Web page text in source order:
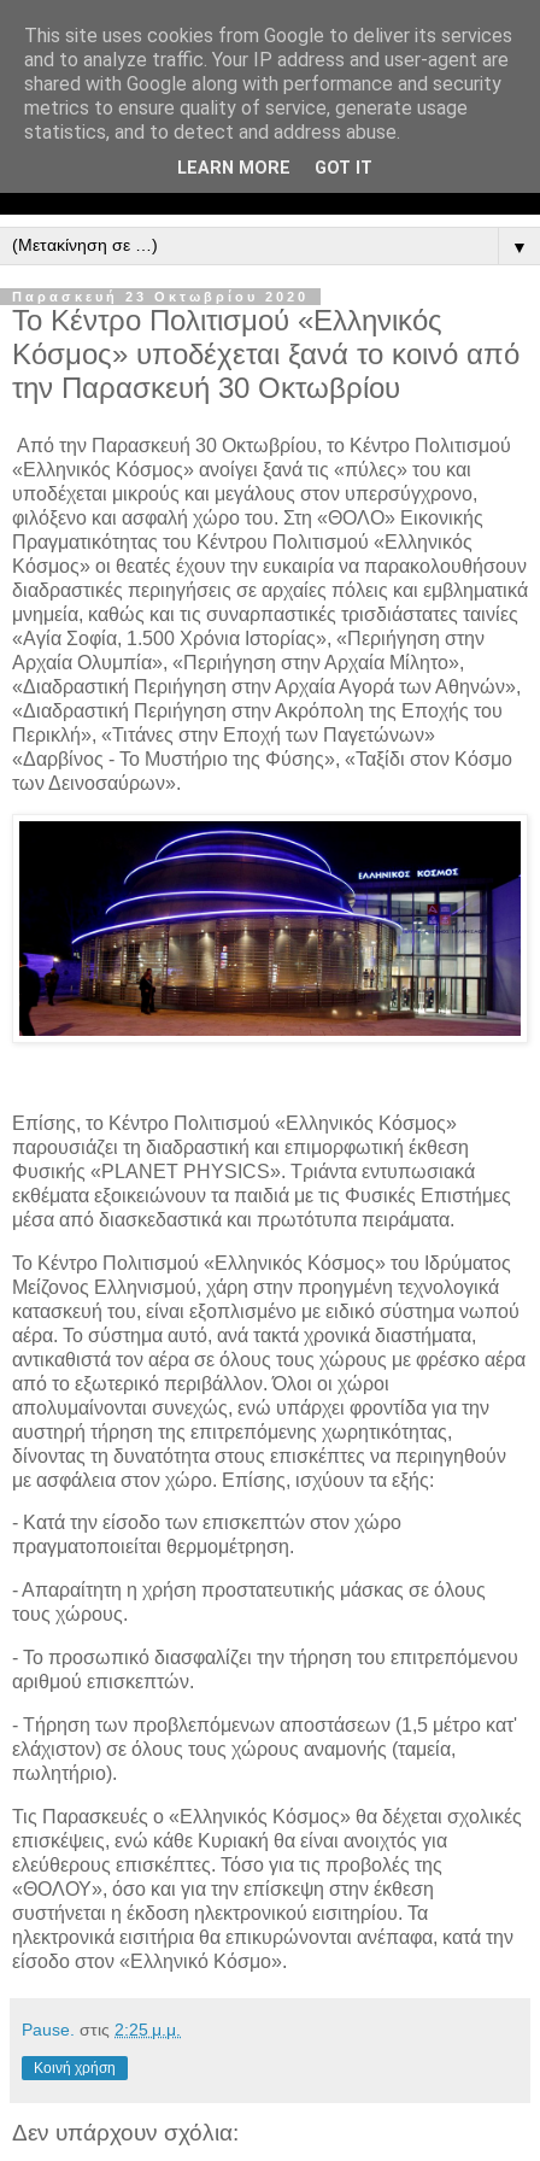
▼
Παρασκευή 23 Οκτωβρίου 2020
Το Κέντρο Πολιτισμού «Ελληνικός
Κόσμος» υποδέχεται ξανά το κοινό από
την Παρασκευή 30 Οκτωβρίου
Από την Παρασκευή 30 Οκτωβρίου, το Κέντρο Πολιτισμού
«Ελληνικός Κόσμος» ανοίγει ξανά τις «πύλες» του και
υποδέχεται μικρούς και μεγάλους στον υπερσύγχρονο,
φιλόξενο και ασφαλή χώρο του. Στη «ΘΟΛΟ» Εικονικής
Πραγματικότητας του Κέντρου Πολιτισμού «Ελληνικός
Κόσμος» οι θεατές έχουν την ευκαιρία να παρακολουθήσουν
διαδραστικές περιηγήσεις σε αρχαίες πόλεις και εμβληματικά
μνημεία, καθώς και τις συναρπαστικές τρισδιάστατες ταινίες
«Αγία Σοφία, 1.500 Χρόνια Ιστορίας», «Περιήγηση στην
Αρχαία Ολυμπία», «Περιήγηση στην Αρχαία Μίλητο»,
«Διαδραστική Περιήγηση στην Αρχαία Αγορά των Αθηνών»,
«Διαδραστική Περιήγηση στην Ακρόπολη της Εποχής του
Περικλή», «Τιτάνες στην Εποχή των Παγετώνων»
«Δαρβίνος - Το Μυστήριο της Φύσης», «Ταξίδι στον Κόσμο
των Δεινοσαύρων».
Επίσης, το Κέντρο Πολιτισμού «Ελληνικός Κόσμος»
παρουσιάζει τη διαδραστική και επιμορφωτική έκθεση
Φυσικής «PLANET PHYSICS». Τριάντα εντυπωσιακά
εκθέματα εξοικειώνουν τα παιδιά με τις Φυσικές Επιστήμες
μέσα από διασκεδαστικά και πρωτότυπα πειράματα.
Το Κέντρο Πολιτισμού «Ελληνικός Κόσμος» του Ιδρύματος
Μείζονος Ελληνισμού, χάρη στην προηγμένη τεχνολογικά
κατασκευή του, είναι εξοπλισμένο με ειδικό σύστημα νωπού
αέρα. Το σύστημα αυτό, ανά τακτά χρονικά διαστήματα,
αντικαθιστά τον αέρα σε όλους τους χώρους με φρέσκο αέρα
από το εξωτερικό περιβάλλον. Όλοι οι χώροι
απολυμαίνονται συνεχώς, ενώ υπάρχει φροντίδα για την
αυστηρή τήρηση της επιτρεπόμενης χωρητικότητας,
δίνοντας τη δυνατότητα στους επισκέπτες να περιηγηθούν
με ασφάλεια στον χώρο. Επίσης, ισχύουν τα εξής:
- Κατά την είσοδο των επισκεπτών στον χώρο
πραγματοποιείται θερμομέτρηση.
- Απαραίτητη η χρήση προστατευτικής μάσκας σε όλους
τους χώρους.
- Το προσωπικό διασφαλίζει την τήρηση του επιτρεπόμενου
αριθμού επισκεπτών.
- Τήρηση των προβλεπόμενων αποστάσεων (1,5 μέτρο κατ'
ελάχιστον) σε όλους τους χώρους αναμονής (ταμεία,
πωλητήριο).
Τις Παρασκευές ο «Ελληνικός Κόσμος» θα δέχεται σχολικές
επισκέψεις, ενώ κάθε Κυριακή θα είναι ανοιχτός για
ελεύθερους επισκέπτες. Τόσο για τις προβολές της
«ΘΟΛΟΥ», όσο και για την επίσκεψη στην έκθεση
συστήνεται η έκδοση ηλεκτρονικού εισιτηρίου. Τα
ηλεκτρονικά εισιτήρια θα επικυρώνονται ανέπαφα, κατά την
είσοδο στον «Ελληνικό Κόσμο».
Pause. στις 2:25 μ.μ.
Κοινή χρήση
Δεν υπάρχουν σχόλια:
This site uses cookies from Google to deliver its services
and to analyze traffic. Your IP address and user-agent are
shared with Google along with performance and security
metrics to ensure quality of service, generate usage
statistics, and to detect and address abuse.
LEARN MORE GOT IT